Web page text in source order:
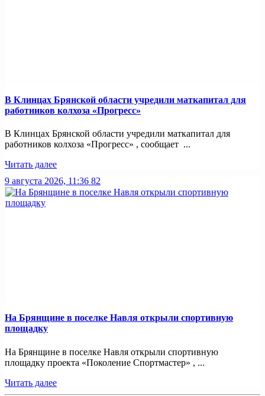
В Клинцах Брянской области учредили маткапитал для
работников колхоза «Прогресс»
В Клинцах Брянской области учредили маткапитал для
работников колхоза «Прогресс» , сообщает ...
Читать далее
9 августа 2026, 11:36 82
На Брянщине в поселке Навля открыли спортивную
площадку
На Брянщине в поселке Навля открыли спортивную
площадку проекта «Поколение Спортмастер» , ...
Читать далее